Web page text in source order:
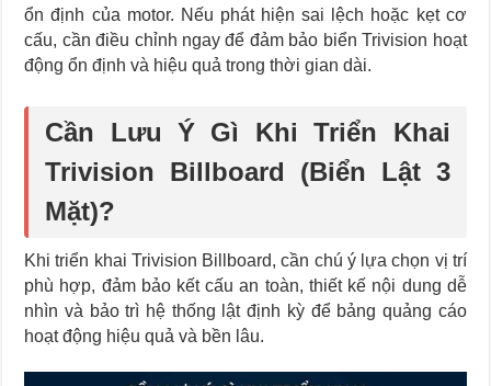
ổn định của motor. Nếu phát hiện sai lệch hoặc kẹt cơ
cấu, cần điều chỉnh ngay để đảm bảo biển Trivision hoạt
động ổn định và hiệu quả trong thời gian dài.
Cần Lưu Ý Gì Khi Triển Khai
Trivision Billboard (Biển Lật 3
Mặt)?
Khi triển khai Trivision Billboard, cần chú ý lựa chọn vị trí
phù hợp, đảm bảo kết cấu an toàn, thiết kế nội dung dễ
nhìn và bảo trì hệ thống lật định kỳ để bảng quảng cáo
hoạt động hiệu quả và bền lâu.